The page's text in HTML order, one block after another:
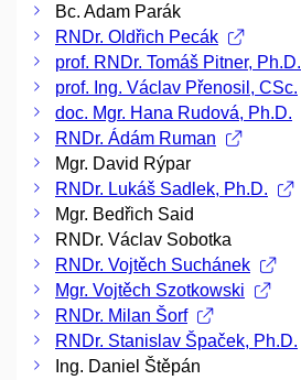
Bc. Adam Parák
RNDr. Oldřich Pecák
prof. RNDr. Tomáš Pitner, Ph.D.
prof. Ing. Václav Přenosil, CSc.
doc. Mgr. Hana Rudová, Ph.D.
RNDr. Ádám Ruman
Mgr. David Rýpar
RNDr. Lukáš Sadlek, Ph.D.
Mgr. Bedřich Said
RNDr. Václav Sobotka
RNDr. Vojtěch Suchánek
Mgr. Vojtěch Szotkowski
RNDr. Milan Šorf
RNDr. Stanislav Špaček, Ph.D.
Ing. Daniel Štěpán